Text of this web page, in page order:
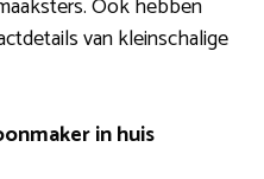
van kleinschalige
in huis